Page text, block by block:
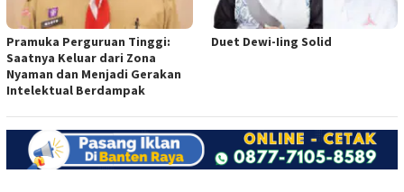
Pramuka Perguruan Tinggi:
Saatnya Keluar dari Zona
Nyaman dan Menjadi Gerakan
Intelektual Berdampak
Duet Dewi-Iing Solid